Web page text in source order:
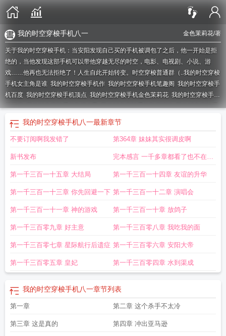
金色茉莉花/著
我的时空穿梭手机八一
关于我的时空穿梭手机：当安阳发现自己买的手机被调包了之后，他一开始是拒
绝的，当他发现这部手机可以带他穿越无尽的时空，电影、电视剧、小说、游
戏……他再也无法拒绝了！人生自此开始转变。时空穿梭普通群（..我的时空穿梭
手机女主角是谁 我的时空穿梭手机作 我的时空穿梭手机笔趣阁 我的时空穿梭手
机百度 我的时空穿梭手机顶点 我的时空穿梭手机金色茉莉花 我的时空穿梭手机
无弹窗我的时空穿梭手机TXT八零我的时空穿梭手机TXT精校我的时空穿梭手
机女主我的时空穿梭手机免费阅读 我的时空穿梭手机百度百科
机无防盗章节
梭手机 金色茉莉花我的时空穿梭手机 最新章节 无弹窗我的时空穿梭手机百
观看 无限空间 我的时空穿梭手机TXT免费 我的时空穿梭手机无错版我的时空
穿梭手机精校版我的时空穿梭手机完整版我的时空穿梭手机无删减我的时空穿
梭手机免费观看
我的时空穿梭手机在线阅读 我的时空穿梭手机加料版
穿梭手机八一
我的时空穿梭手机起点 我的时空穿梭手机评论我的时空穿梭手机
我的时空穿梭手机八一最新章节
不要订阅啊我发错了 第364章 妹妹其实很调皮啊
新书发布 完本感言 一千多章都看了也不在乎
这一点吧
第一千三百一十五章 大结局 第一千三百一十四章 友谊的升华
第一千三百一十三章 你先回避一下 第一千三百一十二章 演唱会
第一千三百一十一章 神的游戏 第一千三百一十章 放鸽子
第一千三百零九章 好主意 第一千三百零八章 我吃我的面
第一千三百零七章 星际航行后遗症 第一千三百零六章 安阳大帝
第一千三百零五章 皇妃 第一千三百零四章 水到渠成
我的时空穿梭手机八一章节列表
第一章 第二章 这个杀手不太冷
第三章 这是真的 第四章 冲出亚马逊